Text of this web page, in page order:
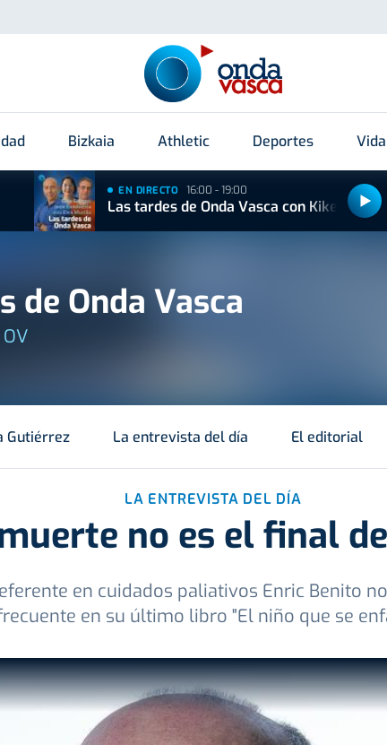
Bizkaia Athletic Deportes
EN DIRECTO 16:00 - 19:00
Las tardes de Onda Vasca con Kike Alonso
de Onda Vasca
Gutiérrez La entrevista del día El editorial
LA ENTREVISTA DEL DÍA
no es el final
en cuidados paliativos Enric Benito
en su último libro "El niño que se